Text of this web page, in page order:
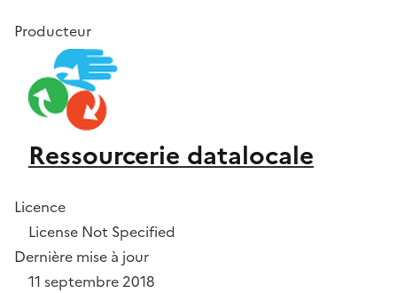
Producteur
Ressourcerie datalocale
Licence
License Not Specified
Dernière mise à jour
11 septembre 2018